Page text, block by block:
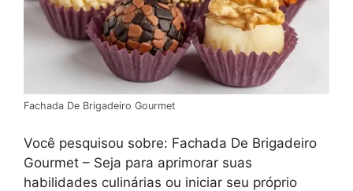
Fachada De Brigadeiro Gourmet
Você pesquisou sobre: Fachada De Brigadeiro
Gourmet – Seja para aprimorar suas
habilidades culinárias ou iniciar seu próprio